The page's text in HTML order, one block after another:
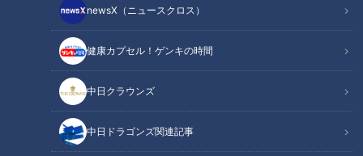
newsX（ニュースクロス）
健康カプセル！ゲンキの時間
中日クラウンズ
中日ドラゴンズ関連記事
味を食す
2022/10/21 20:00
2022年10月14日放送